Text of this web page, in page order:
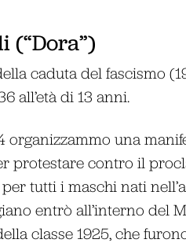
(“Dora”)
caduta del fascismo
all’età di 13 anni.
organizzammo una
protestare contro il
tutti i maschi nati
entrò all’interno del
classe 1925, che